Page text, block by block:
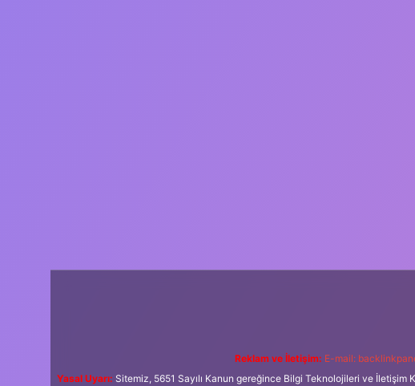
Reklam ve İletişim: E-mail:
Yasal Uyarı: Sitemiz, 5651 Sayılı Kanun gereğince Bilgi Teknolojileri ve